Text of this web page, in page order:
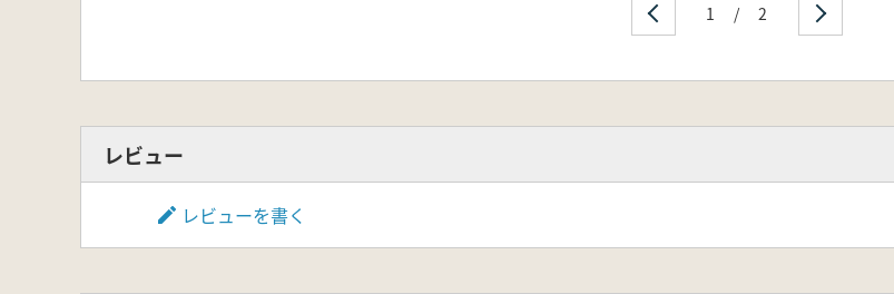
1 / 2
レビュー
レビューを書く